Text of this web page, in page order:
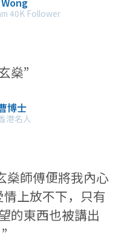
40K Follower
燊”
博士
港名人
燊師傅便將我內心
上放不下，只有
的東西也被講出